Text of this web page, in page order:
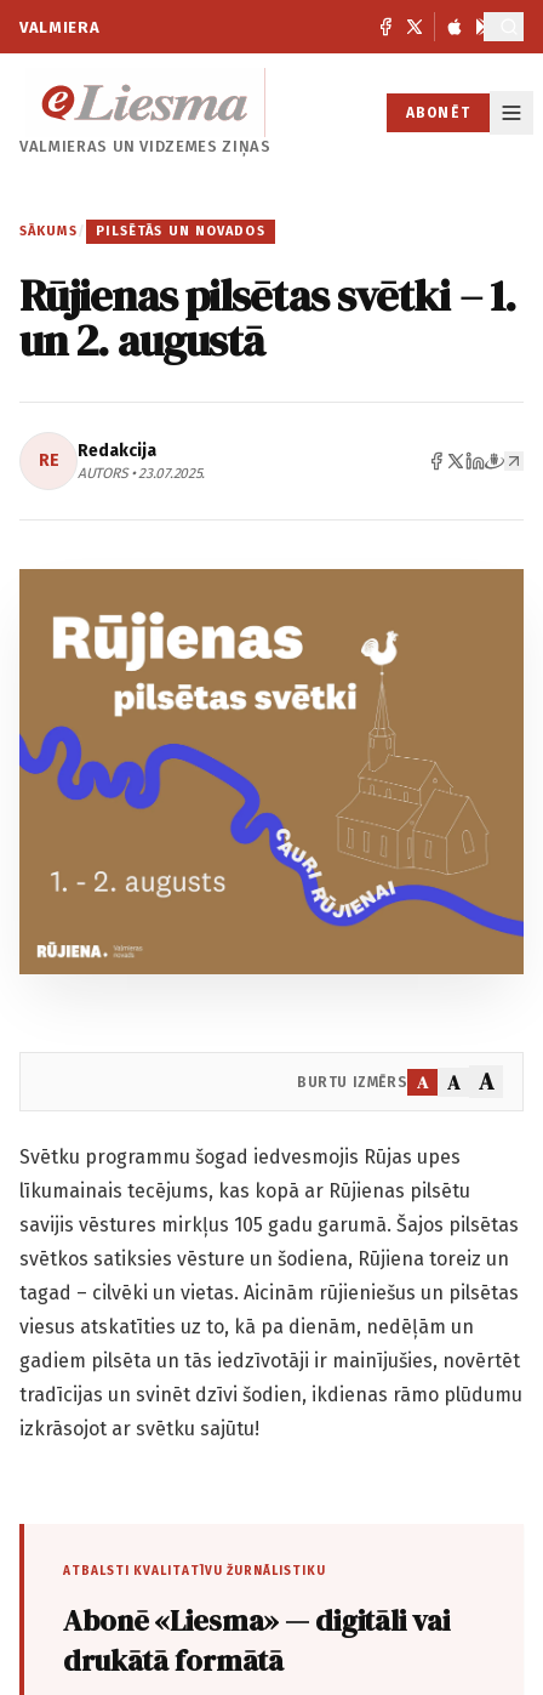
VALMIERA
VALMIERAS UNVIDZEMES ZIŅAS
ABONĒT
SĀKUMS / PILSĒTĀS UN NOVADOS
Rūjienas pilsētas svētki – 1.
un 2. augustā
RE Redakcija
AUTORS • 23.07.2025.
BURTU IZMĒRS A A A
Svētku programmu šogad iedvesmojis Rūjas upes
līkumainais tecējums, kas kopā ar Rūjienas pilsētu
savijis vēstures mirkļus 105 gadu garumā. Šajos pilsētas
svētkos satiksies vēsture un šodiena, Rūjiena toreiz un
tagad – cilvēki un vietas. Aicinām rūjieniešus un pilsētas
viesus atskatīties uz to, kā pa dienām, nedēļām un
gadiem pilsēta un tās iedzīvotāji ir mainījušies, novērtēt
tradīcijas un svinēt dzīvi šodien, ikdienas rāmo plūdumu
izkrāsojot ar svētku sajūtu!
ATBALSTI KVALITATĪVU ŽURNĀLISTIKU
Abonē «Liesma» — digitāli vai
drukātā formātā